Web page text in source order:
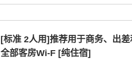
[标准 2人用]推荐用于商务、出
全部客房Wi-F [纯住宿]